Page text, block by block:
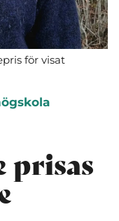
för visat
prisas